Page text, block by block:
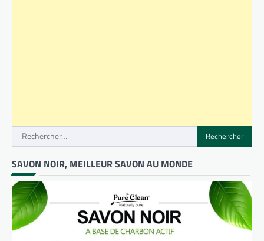
Rechercher :
SAVON NOIR, MEILLEUR SAVON AU MONDE